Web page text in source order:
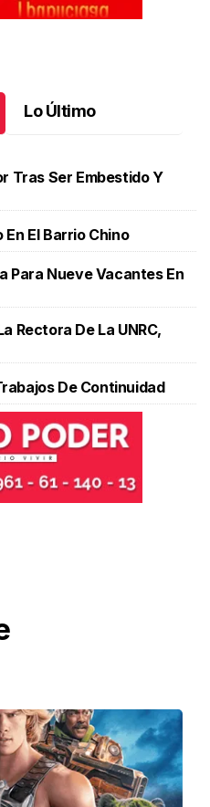
Lo Último
Tras Ser Embestido Y
El Barrio Chino
Para Nueve Vacantes En
Rectora De La UNRC,
De Continuidad